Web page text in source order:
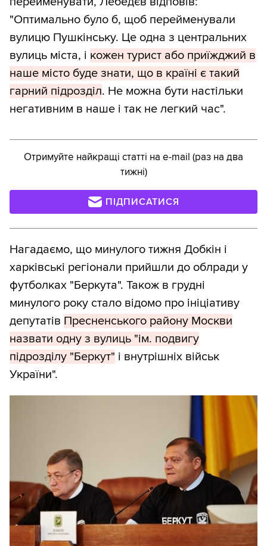
"Оптимально було б, щоб перейменували
вулицю Пушкінську. Це одна з центральних
вулиць міста, і кожен турист або приїжджий в
наше місто буде знати, що в країні є такий
гарний підрозділ. Не можна бути настільки
негативним в наше і так не легкий час".
Отримуйте найкращі статті на e-mail (раз на два
тижні)
ПІДПИСАТИСЯ
Нагадаємо, що минулого тижня Добкін і
харківські регіонали прийшли до облради у
футболках "Беркута". Також в грудні
минулого року стало відомо про ініціативу
депутатів Пресненського району Москви
назвати одну з вулиць "ім. подвигу
підрозділу "Беркут" і внутрішніх військ
України".